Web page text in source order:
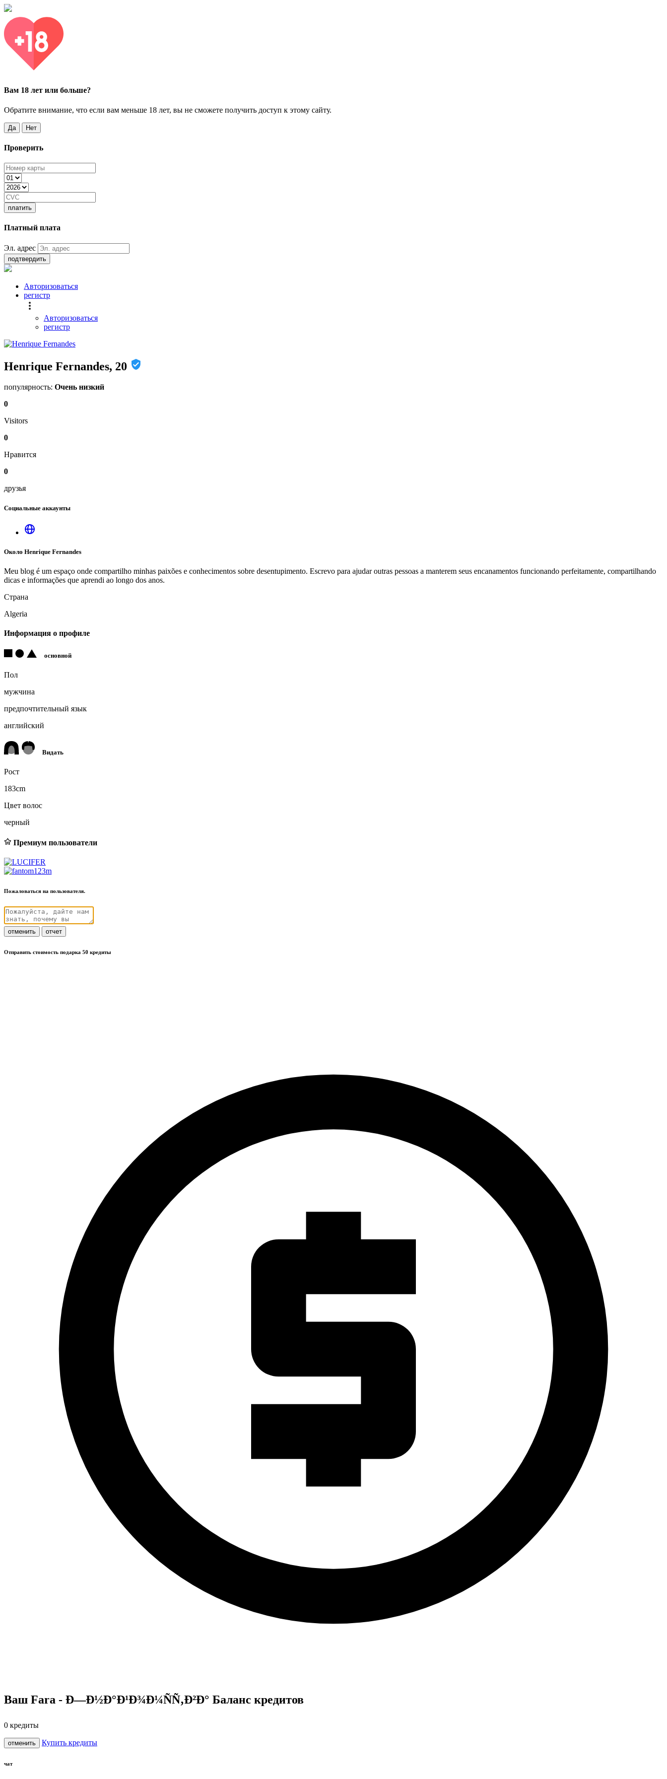
Вам 18 лет или больше?
Обратите внимание, что если вам меньше 18 лет, вы не сможете получить доступ к этому сайту.
Да Нет
Проверить
платить
Платный плата
Эл. адрес
подтвердить
Авторизоваться
регистр
Авторизоваться
регистр
Henrique Fernandes, 20
популярность: Очень низкий
0
Visitors
0
Нравится
0
друзья
Социальные аккаунты
Около Henrique Fernandes
Meu blog é um espaço onde compartilho minhas paixões e conhecimentos sobre desentupimento. Escrevo para ajudar outras pessoas a manterem seus encanamentos funcionando perfeitamente, compartilhando
dicas e informações que aprendi ao longo dos anos.
Страна
Algeria
Информация о профиле
основной
Пол
мужчина
предпочтительный язык
английский
Видать
Рост
183cm
Цвет волос
черный
Премиум пользователи
Пожаловаться на пользователя.
отменить отчет
Отправить стоимость подарка 50 кредиты
Ваш Fara - Ð—Ð½Ð°Ð¹Ð¾Ð¼ÑÑ‚Ð²Ð° Баланс кредитов
0 кредиты
отменить Купить кредиты
чат